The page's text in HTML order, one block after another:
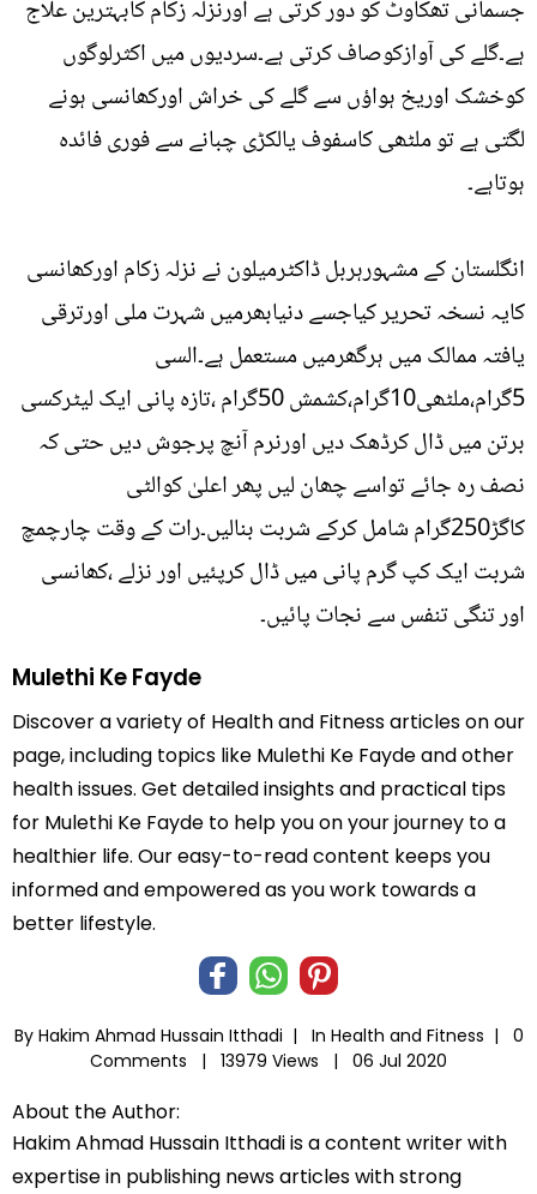
جسمانی تھکاوٹ کو دور کرتی ہے اورنزلہ زکام کابہترین علاج
ہے۔گلے کی آوازکوصاف کرتی ہے۔سردیوں میں اکثرلوگوں
کوخشک اوریخ ہواؤں سے گلے کی خراش اورکھانسی ہونے
لگتی ہے تو ملٹھی کاسفوف یالکڑی چبانے سے فوری فائدہ
ہوتاہے۔
انگلستان کے مشہورہربل ڈاکٹرمیلون نے نزلہ زکام اورکھانسی
کایہ نسخہ تحریر کیاجسے دنیابھرمیں شہرت ملی اورترقی
یافتہ ممالک میں ہرگھرمیں مستعمل ہے۔السی
5گرام،ملٹھی10گرام،کشمش 50گرام ،تازہ پانی ایک لیٹرکسی
برتن میں ڈال کرڈھک دیں اورنرم آنچ پرجوش دیں حتی کہ
نصف رہ جائے تواسے چھان لیں پھر اعلیٰ کوالٹی
کاگڑ250گرام شامل کرکے شربت بنالیں۔رات کے وقت چارچمچ
شربت ایک کپ گرم پانی میں ڈال کرپئیں اور نزلے ،کھانسی
اور تنگی تنفس سے نجات پائیں۔
Mulethi Ke Fayde
Discover a variety of Health and Fitness articles on our
page, including topics like Mulethi Ke Fayde and other
health issues. Get detailed insights and practical tips
for Mulethi Ke Fayde to help you on your journey to a
healthier life. Our easy-to-read content keeps you
informed and empowered as you work towards a
better lifestyle.
By Hakim Ahmad Hussain Itthadi | In Health and Fitness |
0
Comments |
13979 Views | 06 Jul 2020
About the Author:
Hakim Ahmad Hussain Itthadi is a content writer with
expertise in publishing news articles with strong